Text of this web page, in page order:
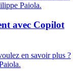
Paiola.
avec Copilot
en savoir plus ?